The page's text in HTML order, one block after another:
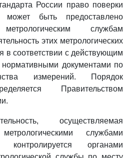
России право поверки
может быть предоставлено
службам
этих метрологических
в соответствии с действующим
нормативными документами по
измерений. Порядок
Правительством
осуществляемая
службами
органами